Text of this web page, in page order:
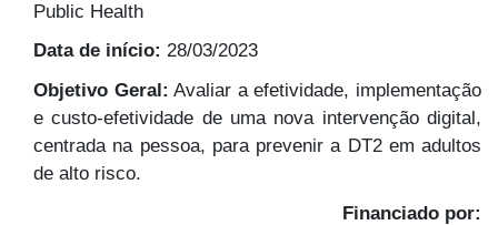
Public Health
Data de início: 28/03/2023
Objetivo Geral: Avaliar a efetividade, implementação
e custo-efetividade de uma nova intervenção digital,
centrada na pessoa, para prevenir a DT2 em adultos
de alto risco.
Financiado por: